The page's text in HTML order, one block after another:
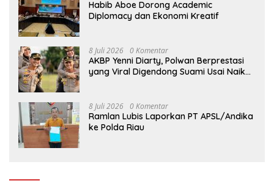
Habib Aboe Dorong Academic
Diplomacy dan Ekonomi Kreatif
8 Juli 2026 0 Komentar
AKBP Yenni Diarty, Polwan Berprestasi
yang Viral Digendong Suami Usai Naik
8 Juli 2026 0 Komentar
Ramlan Lubis Laporkan PT APSL/Andika
ke Polda Riau